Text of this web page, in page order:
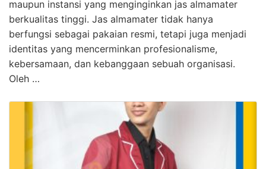
maupun instansi yang menginginkan jas almamater
berkualitas tinggi. Jas almamater tidak hanya
berfungsi sebagai pakaian resmi, tetapi juga menjadi
identitas yang mencerminkan profesionalisme,
kebersamaan, dan kebanggaan sebuah organisasi.
Oleh …